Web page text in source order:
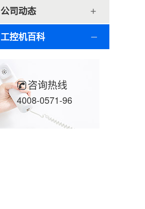
公司动态
工控机百科
咨询热线
4008-0571-96